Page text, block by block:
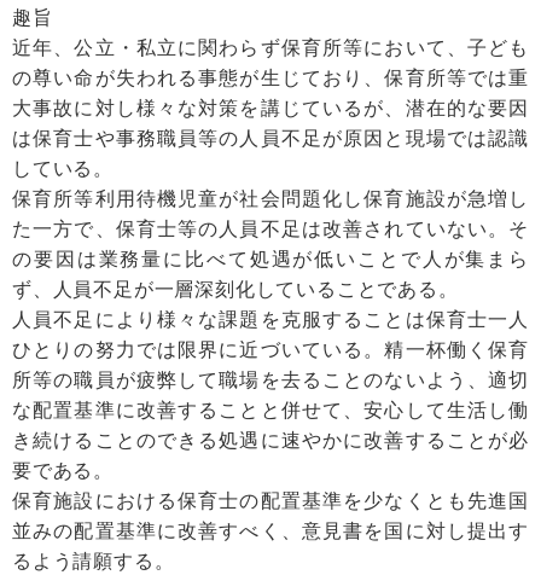
趣旨
近年、公立・私立に関わらず保育所等において、子ども
の尊い命が失われる事態が生じており、保育所等では重
大事故に対し様々な対策を講じているが、潜在的な要因
は保育士や事務職員等の人員不足が原因と現場では認識
している。
保育所等利用待機児童が社会問題化し保育施設が急増し
た一方で、保育士等の人員不足は改善されていない。そ
の要因は業務量に比べて処遇が低いことで人が集まら
ず、人員不足が一層深刻化していることである。
人員不足により様々な課題を克服することは保育士一人
ひとりの努力では限界に近づいている。精一杯働く保育
所等の職員が疲弊して職場を去ることのないよう、適切
な配置基準に改善することと併せて、安心して生活し働
き続けることのできる処遇に速やかに改善することが必
要である。
保育施設における保育士の配置基準を少なくとも先進国
並みの配置基準に改善すべく、意見書を国に対し提出す
るよう請願する。